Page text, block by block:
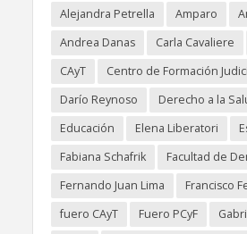
Alejandra Petrella Amparo
Andrea Danas
Carla Cavaliere
CAyT
Centro de Formación
Darío Reynoso
Derecho a la
Educación
Elena Liberatori
Fabiana Schafrik
Facultad de
Fernando Juan Lima
Francisco
fuero CAyT
Fuero PCyF